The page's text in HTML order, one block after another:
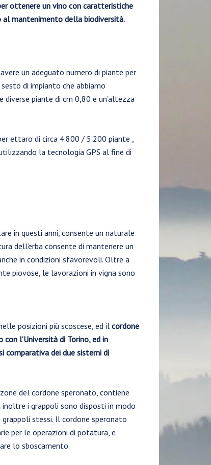
ottenere un vino con caratteristiche
al mantenimento della biodiversità.
un adeguato numero di piante per
di impianto che abbiamo
piante di cm 0,80 e un’altezza
ettaro di circa 4.800 / 5.200 piante ,
la tecnologia GPS al fine di
in questi anni, consente un naturale
dell’erba consente di mantenere un
in condizioni sfavorevoli. Oltre a
piovose, le lavorazioni in vigna sono
posizioni più scoscese, ed il cordone
l’Università di Torino, ed in
comparativa dei due sistemi di
del cordone speronato, contiene
i grappoli sono disposti in modo
stessi. Il cordone speronato
per le operazioni di potatura, e
lo sboscamento.